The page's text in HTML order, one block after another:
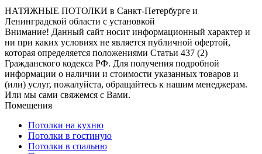
НАТЯЖНЫЕ ПОТОЛКИ в Санкт-Петербурге и
Ленинградской области с установкой
Внимание! Данный сайт носит информационный характер и
ни при каких условиях не является публичной офертой,
которая определяется положениями Статьи 437 (2)
Гражданского кодекса РФ. Для получения подробной
информации о наличии и стоимости указанных товаров и
(или) услуг, пожалуйста, обращайтесь к нашим менеджерам.
Или мы сами свяжемся с Вами.
Помещения
Потолки на кухню
Потолки в гостиную
Потолки в спальню